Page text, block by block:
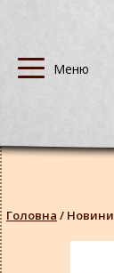
Головна / Новини